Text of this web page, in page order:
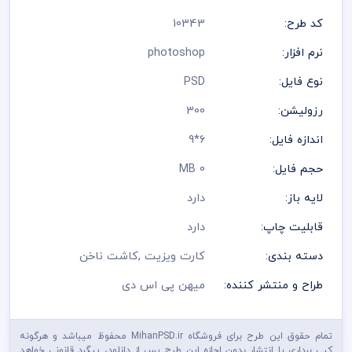
کد طرح:
10343
نرم افزار:
photoshop
نوع فایل:
PSD
رزولیشن:
300
اندازه فایل:
6*9
حجم فایل:
0 MB
لایه باز:
دارد
قابلیت چاپ:
دارد
دسته بندی:
کارت ویزیت,کاشت ناخن
طراح و منتشر کننده:
میهن پی اس دی
تمام حقوق این طرح برای فروشگاه MihanPSD.ir محفوظ میباشد و هرگونه
معرفی برند و جذب مشتریان جدید دارد.
یک طراحی زیبا و اصولی می‌تواند اعتماد مشتریان را افزایش داده و
کوتاه‌ترین زمان یک کارت ویزیت حرفه‌ای و آماده چاپ در اختیار داشته
مردانه و بک گراند با کیفیت و وکتورآرایشگاه و لوگو مناسب مشاغل
در طراحی کارت ویزیت آرایشگاه زنانه و پیرایش مردانه و سالن زیبایی
شما بتوانید لایه های مختلف کارت ویزیت را به سلیقه ویرایش و
در طراحی کارت ویزیت میهن پی اس دی از تصاویر و وکتورهای
الزامی می باشد
باشد که می توانید جهت ویرایش از نرم افزار فتوشاپ استفاده نمائید
شما می توانید چاپ کارت ویزیت های موجود در وب سایت میهن پی
اس دی را نزد چاپحانه مجموعه چاپ و در سراسر کشور دریافت نمائید